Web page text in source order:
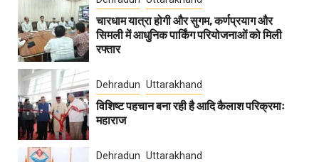
चारधाम यात्रा होगी और सुगम, कर्णप्रयाग और
सिमली में आधुनिक पार्किंग परियोजनाओं को मिली
रफ्तार
Dehradun Uttarakhand
विशिष्ट पहचान बना रही है आदि कैलाश परिक्रमाः
महाराज
Dehradun Uttarakhand